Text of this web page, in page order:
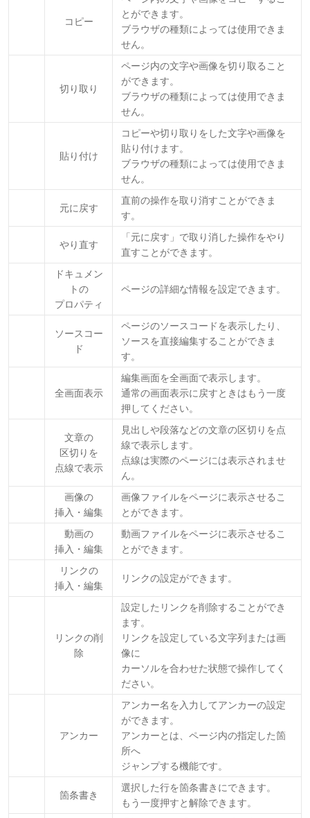
コピー
とができます。
ブラウザの種類によっては使用できま
せん。
切り取り
ページ内の文字や画像を切り取ること
ができます。
ブラウザの種類によっては使用できま
せん。
貼り付け
コピーや切り取りをした文字や画像を
貼り付けます。
ブラウザの種類によっては使用できま
せん。
元に戻す
直前の操作を取り消すことができま
す。
やり直す
「元に戻す」で取り消した操作をやり
直すことができます。
ドキュメン
トの
プロパティ
ページの詳細な情報を設定できます。
ソースコー
ド
ページのソースコードを表示したり、
ソースを直接編集することができま
す。
全画面表示
編集画面を全画面で表示します。
通常の画面表示に戻すときはもう一度
押してください。
文章の
区切りを
点線で表示
見出しや段落などの文章の区切りを点
線で表示します。
点線は実際のページには表示されませ
ん。
画像の
挿入・編集
画像ファイルをページに表示させるこ
とができます。
動画の
挿入・編集
動画ファイルをページに表示させるこ
とができます。
リンクの
挿入・編集
リンクの設定ができます。
リンクの削
除
設定したリンクを削除することができ
ます。
リンクを設定している文字列または画
像に
カーソルを合わせた状態で操作してく
ださい。
アンカー
アンカー名を入力してアンカーの設定
ができます。
アンカーとは、ページ内の指定した箇
所へ
ジャンプする機能です。
箇条書き
選択した行を箇条書きにできます。
もう一度押すと解除できます。